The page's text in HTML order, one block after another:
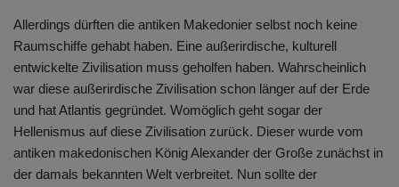
Allerdings dürften die antiken Makedonier selbst noch keine
Raumschiffe gehabt haben. Eine außerirdische, kulturell
entwickelte Zivilisation muss geholfen haben. Wahrscheinlich
war diese außerirdische Zivilisation schon länger auf der Erde
und hat Atlantis gegründet. Womöglich geht sogar der
Hellenismus auf diese Zivilisation zurück. Dieser wurde vom
antiken makedonischen König Alexander der Große zunächst in
der damals bekannten Welt verbreitet. Nun sollte der